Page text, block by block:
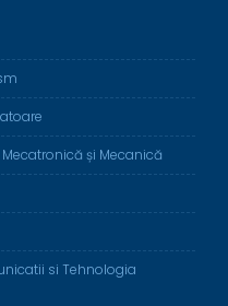
și Mecanică
si Tehnologia